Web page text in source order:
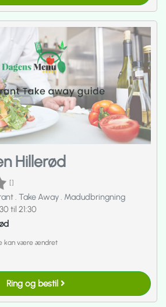
Hillerød
[]
Take Away Madudbringning
til 21:30
kan være ændret
Ring og bestil